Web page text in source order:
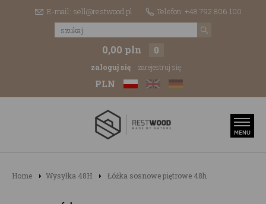
E-mail: sell@restwood.pl Telefon: +48 792 806 100
0,00 pln 0
zaloguj się zarejestruj się
PLN
Home Wysyłka 48H Łóżka sosnowe piętrowe 48h